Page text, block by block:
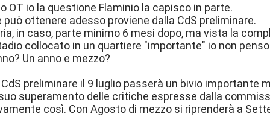
OT io la questione Flaminio la capisco in parte.
può ottenere adesso proviene dalla CdS preliminare.
in caso, parte minimo 6 mesi dopo, ma vista la
collocato in un quartiere "importante" io non
Un anno e mezzo?
CdS preliminare il 9 luglio passerà un bivio importante
superamento delle critiche espresse dalla
così. Con Agosto di mezzo si riprenderà a